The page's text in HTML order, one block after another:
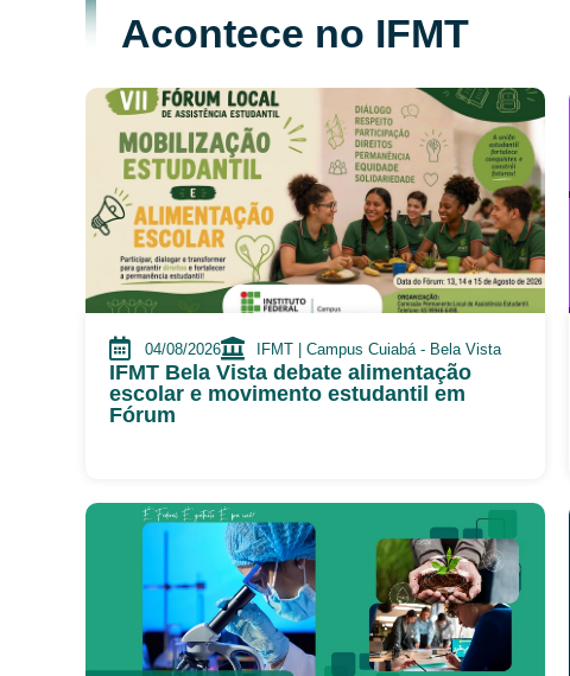
Acontece no IFMT
04/08/2026 IFMT | Campus Cuiabá - Bela Vista
IFMT Bela Vista debate alimentação
escolar e movimento estudantil em
Fórum